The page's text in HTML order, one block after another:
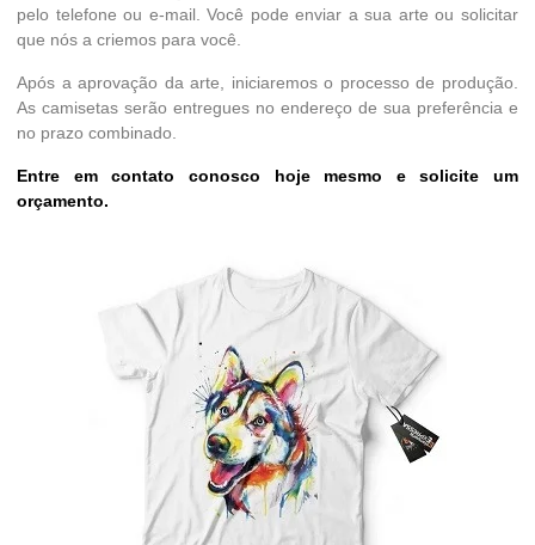
pelo telefone ou e-mail. Você pode enviar a sua arte ou solicitar
que nós a criemos para você.
Após a aprovação da arte, iniciaremos o processo de produção.
As camisetas serão entregues no endereço de sua preferência e
no prazo combinado.
Entre em contato conosco hoje mesmo e solicite um
orçamento.